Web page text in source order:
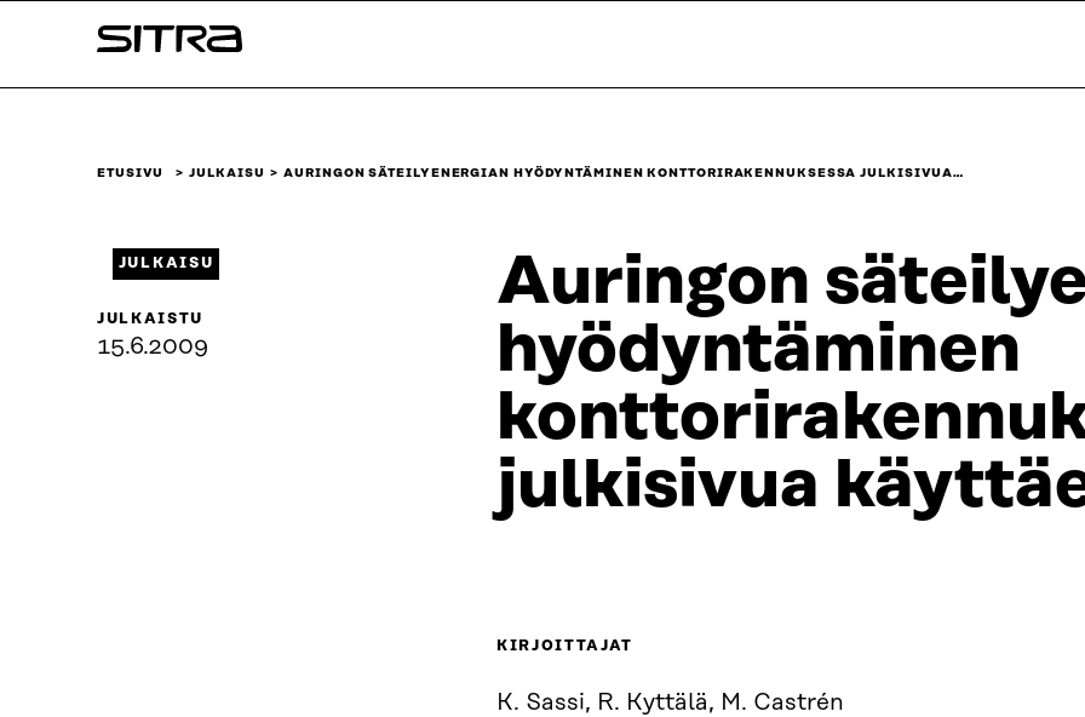
sisältöön
Sitra
ETUSIVU JULKAISU AURINGON SÄTEILYENERGIAN HYÖDYNTÄMINEN KONTTORIRAKENNUKSESSA JULKISIVUA…
Auringon
hyödyntäminen
julkisivua
JULKAISU
JULKAISTU
15.6.2009
KIRJOITTAJAT
K. Sassi, R. Kyttälä, M. Castrén